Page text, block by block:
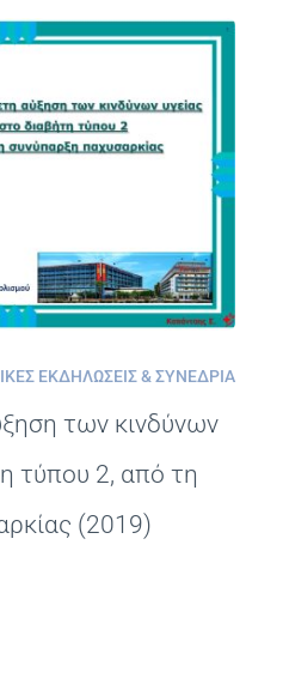
ΕΚΔΗΛΏΣΕΙΣ & ΣΥΝΈΔΡΙΑ
των κινδύνων
τύπου 2, από τη
(2019)